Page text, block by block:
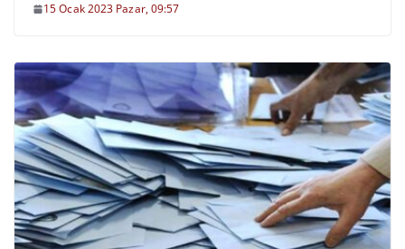
15 Ocak 2023 Pazar, 09:57